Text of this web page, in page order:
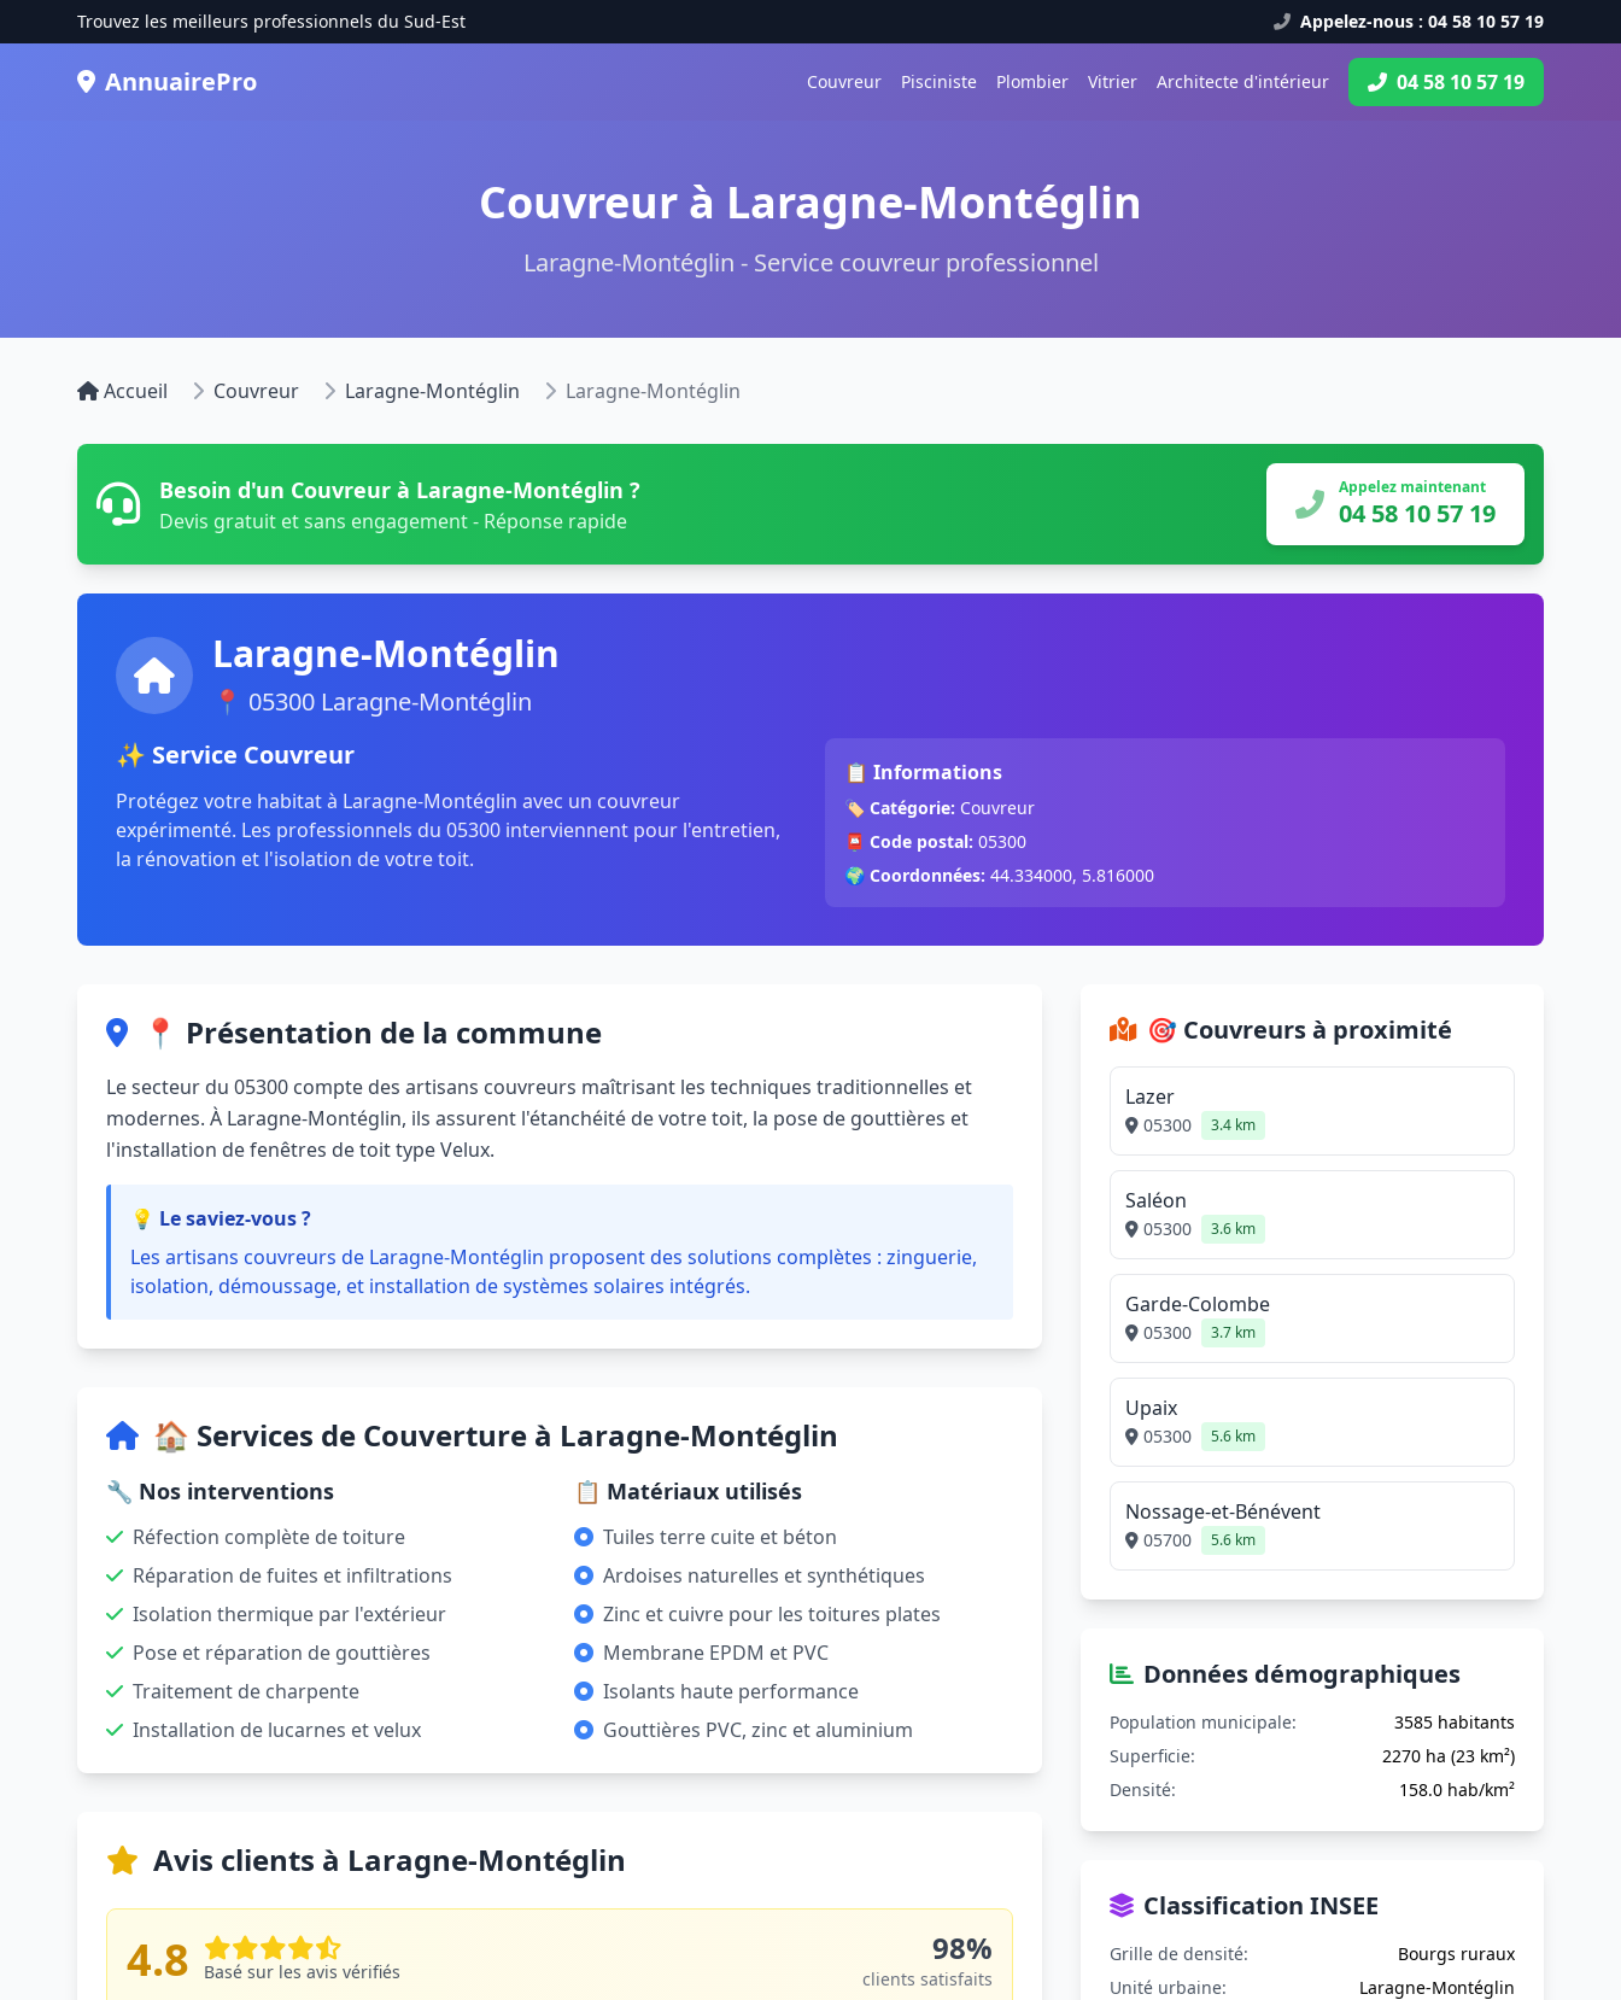
Trouvez les meilleurs professionnels du Sud-Est Appelez-nous : 04 58 10 57 19
AnnuairePro Couvreur Pisciniste Plombier Vitrier Architecte d'intérieur 04 58 10 57 19
Couvreur à Laragne-Montéglin
Laragne-Montéglin - Service couvreur professionnel
Accueil Couvreur Laragne-Montéglin Laragne-Montéglin
Besoin d'un Couvreur à Laragne-Montéglin ?
Devis gratuit et sans engagement - Réponse rapide
Appelez maintenant
04 58 10 57 19
Laragne-Montéglin
📍 05300 Laragne-Montéglin
✨ Service Couvreur
Protégez votre habitat à Laragne-Montéglin avec un couvreur
expérimenté. Les professionnels du 05300 interviennent pour l'entretien,
la rénovation et l'isolation de votre toit.
📋 Informations
🏷️ Catégorie: Couvreur
📮 Code postal: 05300
🌍 Coordonnées: 44.334000, 5.816000
📍 Présentation de la commune
Le secteur du 05300 compte des artisans couvreurs maîtrisant les techniques traditionnelles et
modernes. À Laragne-Montéglin, ils assurent l'étanchéité de votre toit, la pose de gouttières et
l'installation de fenêtres de toit type Velux.
💡 Le saviez-vous ?
Les artisans couvreurs de Laragne-Montéglin proposent des solutions complètes : zinguerie,
isolation, démoussage, et installation de systèmes solaires intégrés.
🏠 Services de Couverture à Laragne-Montéglin
🔧 Nos interventions
Réfection complète de toiture
Réparation de fuites et infiltrations
Isolation thermique par l'extérieur
Pose et réparation de gouttières
Traitement de charpente
Installation de lucarnes et velux
📋 Matériaux utilisés
Tuiles terre cuite et béton
Ardoises naturelles et synthétiques
Zinc et cuivre pour les toitures plates
Membrane EPDM et PVC
Isolants haute performance
Gouttières PVC, zinc et aluminium
Avis clients à Laragne-Montéglin
4.8 Basé sur les avis vérifiés
98%
clients satisfaits
🎯 Couvreurs à proximité
Lazer
05300 3.4 km
Saléon
05300 3.6 km
Garde-Colombe
05300 3.7 km
Upaix
05300 5.6 km
Nossage-et-Bénévent
05700 5.6 km
Données démographiques
Population municipale:
3585 habitants
Superficie:
2270 ha (23 km²)
Densité:
158.0 hab/km²
Classification INSEE
Grille de densité:
Bourgs ruraux
Unité urbaine:
Laragne-Montéglin